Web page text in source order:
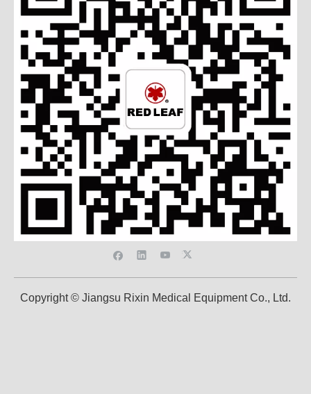
Copyright © Jiangsu Rixin Medical Equipment Co., Ltd.